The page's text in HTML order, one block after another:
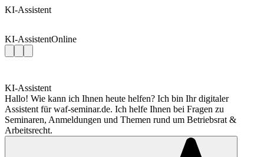
KI-Assistent
KI-AssistentOnline
KI-Assistent
Hallo! Wie kann ich Ihnen heute helfen? Ich bin Ihr digitaler
Assistent für waf-seminar.de. Ich helfe Ihnen bei Fragen zu
Seminaren, Anmeldungen und Themen rund um Betriebsrat &
Arbeitsrecht.